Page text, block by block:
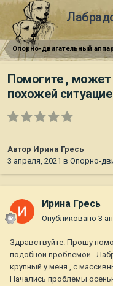
Опорно-двигательный
Помогите , может
похожей
Автор Ирина Гресь
3 апреля, 2021 в Опорно-
Ирина Гресь
Опубликовано 3
Здравствуйте. Прошу
подобной проблемой .
крупный у меня , с
Начались проблемы